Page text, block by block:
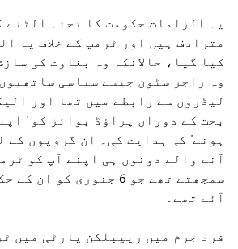
یہ الزامات حکومت کا تختہ الٹنے
مترادف ہیں اور ٹرمپ کے خلاف یہ
کیا گیا، حالانکہ وہ بغاوت کی
وہ راجر سٹون جیسے سیاسی
لیڈروں سے رابطے میں تھا اور
بحث کے دوران پراؤڈ بوائز کو '
ہونے' کی ہدایت کی۔ ان گروپوں کے
آنے والے دونوں ہی اپنے آپ کو
سمجھتے تھے جو 6 جنوری
آئے تھے۔
فرد جرم میں ریپبلکن پارٹی میں